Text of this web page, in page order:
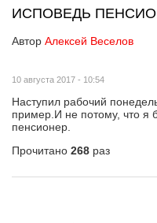
ИСПОВЕДЬ
Автор Алексей Веселов
10 августа 2017 - 10:54
Наступил рабочий
пример.И не потому, что я
пенсионер.
Прочитано 268 раз